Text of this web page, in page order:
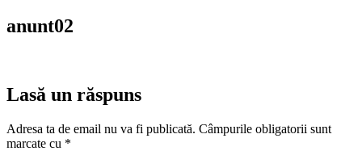
anunt02
Lasă un răspuns
Adresa ta de email nu va fi publicată. Câmpurile obligatorii sunt
marcate cu *